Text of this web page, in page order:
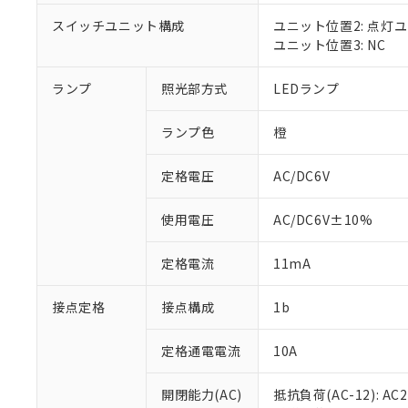
スイッチユニット構成
ユニット位置2: 点灯
ユニット位置3: NC
ランプ 照光部方式 LEDランプ
ランプ色 橙
定格電圧 AC/DC6V
使用電圧 AC/DC6V±10%
定格電流 11mA
接点定格 接点構成 1b
定格通電電流 10A
開閉能力(AC)
抵抗負荷(AC-12):
ご利用条件
本サービス
くものです。
当社制御機
在庫状況お
当社販売員
在庫状況お
ている必要
対応済み：EU
対応予定：EU
対応予定なし：
非該当品：ライセ
仕入先様の事情に
*EU RoHS指令（10物質
鉛(Pb) 1000ppm以下、
六価クロム(Cr(Ⅵ))
フタル酸ビス(2-エチル
ル（DBP） 1000ppm
但し、RoHS指令で産業
フタル酸エステル類の
※2 対応予定月
部品在庫の切り替
※1 中国
「×」：最大均質
「－」：未確認で
Pb(鉛) :1000ppm、 Hg(
DEHP(フタル酸ビス(2-
「ｅ」：有害物質
「10」：通常の使
味します。
当社は、こ
う）を輸出
などの必要
当社は規制
たしません。
記
号
○ 一定数
△ 一定数
－
在庫な
空
受注生